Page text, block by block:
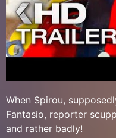
When Spirou,
Fantasio, reporter
and rather badly!